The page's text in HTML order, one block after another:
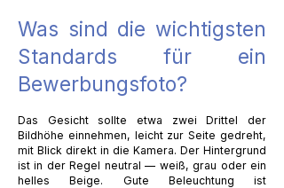
Was sind die wichtigsten
Standards für ein
Bewerbungsfoto?
Das Gesicht sollte etwa zwei Drittel der
Bildhöhe einnehmen, leicht zur Seite gedreht,
mit Blick direkt in die Kamera. Der Hintergrund
ist in der Regel neutral — weiß, grau oder ein
helles Beige. Gute Beleuchtung ist